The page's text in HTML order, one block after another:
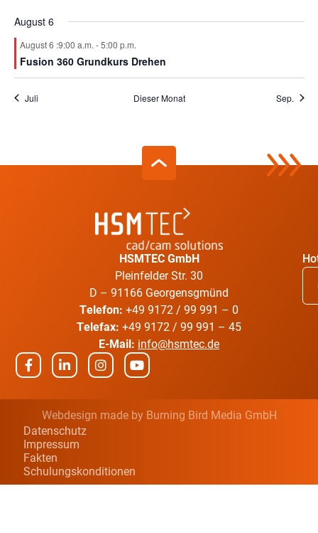
August 6
August 6 :9:00 a.m. -5:00 p.m.
Fusion 360 Grundkurs Drehen
Juli Dieser Monat Sep.
HSMTEC GmbH
Pleinfelder Str. 30
D – 91166 Georgensgmünd
Telefon: +49 9172 / 99 991 – 0
Telefax: +49 9172 / 99 991 – 45
E-Mail: info@hsmtec.de
Webdesign made by Burning Bird Media GmbH
Datenschutz
Impressum
Fakten
Schulungskonditionen